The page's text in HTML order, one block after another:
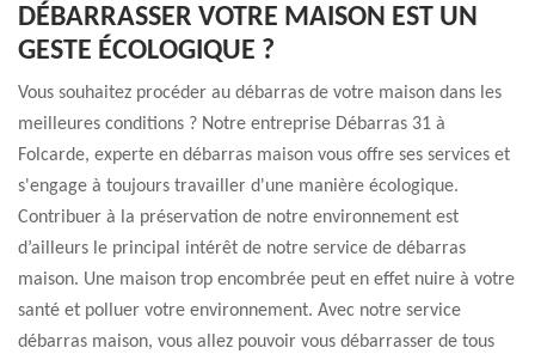
DÉBARRASSER VOTRE MAISON EST UN
GESTE ÉCOLOGIQUE ?
Vous souhaitez procéder au débarras de votre maison dans les
meilleures conditions ? Notre entreprise Débarras 31 à
Folcarde, experte en débarras maison vous offre ses services et
s'engage à toujours travailler d'une manière écologique.
Contribuer à la préservation de notre environnement est
d’ailleurs le principal intérêt de notre service de débarras
maison. Une maison trop encombrée peut en effet nuire à votre
santé et polluer votre environnement. Avec notre service
débarras maison, vous allez pouvoir vous débarrasser de tous